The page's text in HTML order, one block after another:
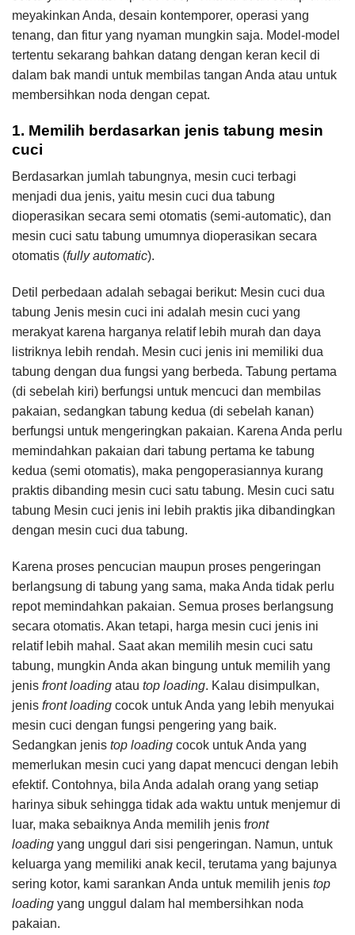
meyakinkan Anda, desain kontemporer, operasi yang
tenang, dan fitur yang nyaman mungkin saja. Model-model
tertentu sekarang bahkan datang dengan keran kecil di
dalam bak mandi untuk membilas tangan Anda atau untuk
membersihkan noda dengan cepat.
1. ​Memilih berdasarkan jenis tabung mesin
cuci
Berdasarkan jumlah tabungnya, mesin cuci terbagi
menjadi dua jenis, yaitu mesin cuci dua tabung
dioperasikan secara semi otomatis (semi-automatic), dan
mesin cuci satu tabung umumnya dioperasikan secara
otomatis (fully automatic).
Detil perbedaan adalah sebagai berikut: Mesin cuci dua
tabung Jenis mesin cuci ini adalah mesin cuci yang
merakyat karena harganya relatif lebih murah dan daya
listriknya lebih rendah. Mesin cuci jenis ini memiliki dua
tabung dengan dua fungsi yang berbeda. Tabung pertama
(di sebelah kiri) berfungsi untuk mencuci dan membilas
pakaian, sedangkan tabung kedua (di sebelah kanan)
berfungsi untuk mengeringkan pakaian. Karena Anda perlu
memindahkan pakaian dari tabung pertama ke tabung
kedua (semi otomatis), maka pengoperasiannya kurang
praktis dibanding mesin cuci satu tabung. Mesin cuci satu
tabung Mesin cuci jenis ini lebih praktis jika dibandingkan
dengan mesin cuci dua tabung.
Karena proses pencucian maupun proses pengeringan
berlangsung di tabung yang sama, maka Anda tidak perlu
repot memindahkan pakaian. Semua proses berlangsung
secara otomatis. Akan tetapi, harga mesin cuci jenis ini
relatif lebih mahal. Saat akan memilih mesin cuci satu
tabung, mungkin Anda akan bingung untuk memilih yang
jenis front loading atau top loading. Kalau disimpulkan,
jenis front loading cocok untuk Anda yang lebih menyukai
mesin cuci dengan fungsi pengering yang baik.
Sedangkan jenis top loading cocok untuk Anda yang
memerlukan mesin cuci yang dapat mencuci dengan lebih
efektif. Contohnya, bila Anda adalah orang yang setiap
harinya sibuk sehingga tidak ada waktu untuk menjemur di
luar, maka sebaiknya Anda memilih jenis front
loading yang unggul dari sisi pengeringan. Namun, untuk
keluarga yang memiliki anak kecil, terutama yang bajunya
sering kotor, kami sarankan Anda untuk memilih jenis top
loading yang unggul dalam hal membersihkan noda
pakaian.